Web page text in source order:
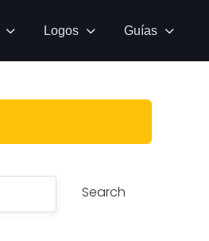
Logos Guías
Search